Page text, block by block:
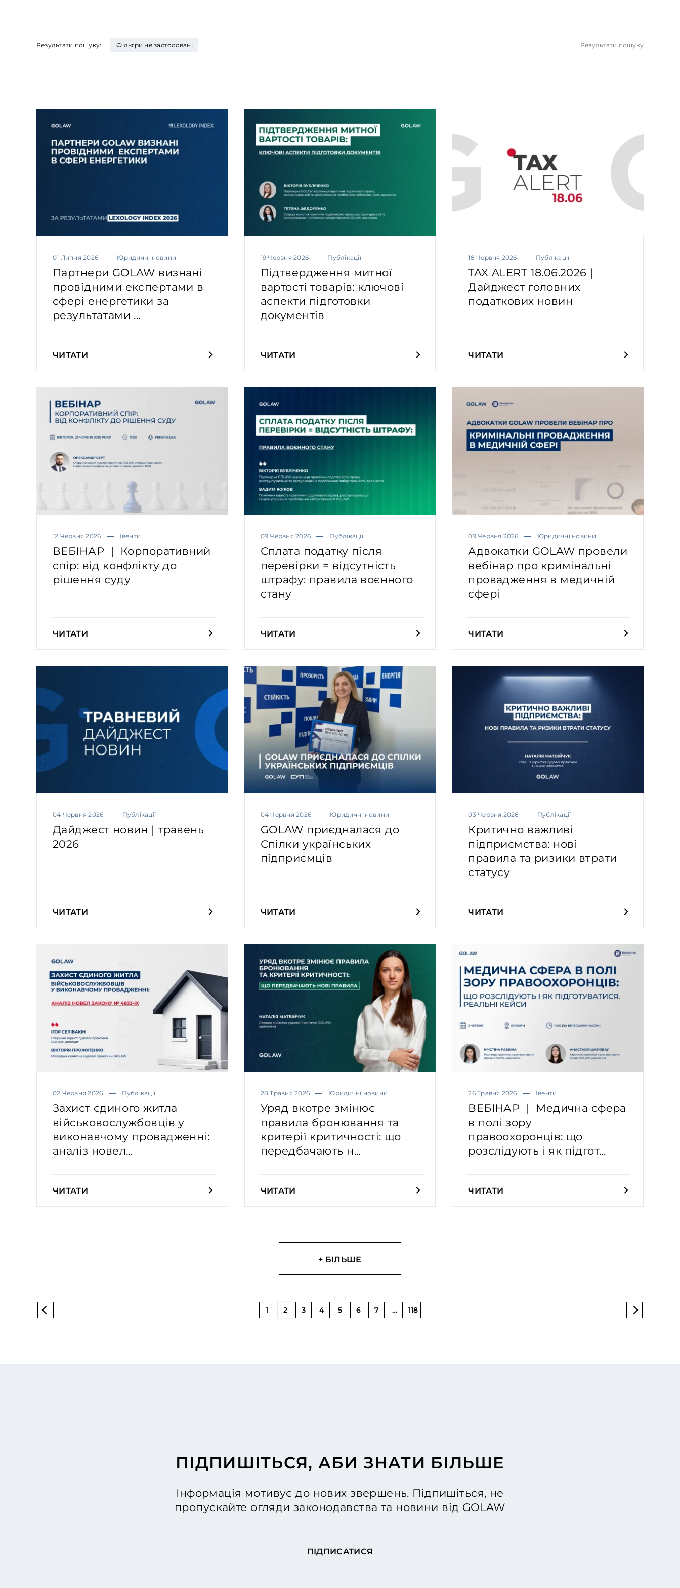
Результати пошуку: Фільтри не застосовані Результати пошуку
01 Липня 2026 Юридичні новини
Партнери GOLAW визнані
провідними експертами в
сфері енергетики за
результатами ...
ЧИТАТИ
19 Червня 2026 Публікації
Підтвердження митної
вартості товарів: ключові
аспекти підготовки
документів
ЧИТАТИ
18 Червня 2026 Публікації
TAX ALERT 18.06.2026 |
Дайджест головних
податкових новин
ЧИТАТИ
12 Червня 2026 Івенти
ВЕБІНАР | Корпоративний
спір: від конфлікту до
рішення суду
ЧИТАТИ
09 Червня 2026 Публікації
Сплата податку після
перевірки = відсутність
штрафу: правила воєнного
стану
ЧИТАТИ
09 Червня 2026 Юридичні новини
Адвокатки GOLAW провели
вебінар про кримінальні
провадження в медичній
сфері
ЧИТАТИ
04 Червня 2026 Публікації
Дайджест новин | травень
2026
ЧИТАТИ
04 Червня 2026 Юридичні новини
GOLAW приєдналася до
Спілки українських
підприємців
ЧИТАТИ
03 Червня 2026 Публікації
Критично важливі
підприємства: нові
правила та ризики втрати
статусу
ЧИТАТИ
02 Червня 2026 Публікації
Захист єдиного житла
військовослужбовців у
виконавчому провадженні:
аналіз новел...
ЧИТАТИ
28 Травня 2026 Юридичні новини
Уряд вкотре змінює
правила бронювання та
критерії критичності: що
передбачають н...
ЧИТАТИ
26 Травня 2026 Івенти
ВЕБІНАР | Медична сфера
в полі зору
правоохоронців: що
розслідують і як підгот...
ЧИТАТИ
+ БІЛЬШЕ
1 2 3 4 5 6 7 … 118
ПІДПИШІТЬСЯ, АБИ ЗНАТИ БІЛЬШЕ
Інформація мотивує до нових звершень. Підпишіться, не
пропускайте огляди законодавства та новини від GOLAW
ПІДПИСАТИСЯ